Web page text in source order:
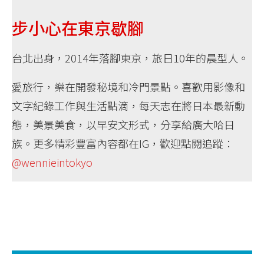
步小心在東京歇腳
台北出身，2014年落腳東京，旅日10年的晨型人。
愛旅行，樂在開發秘境和冷門景點。喜歡用影像和
文字紀錄工作與生活點滴，每天志在將日本最新動
態，美景美食，以早安文形式，分享給廣大哈日
族。更多精彩豐富內容都在IG，歡迎點閱追蹤：
@wennieintokyo